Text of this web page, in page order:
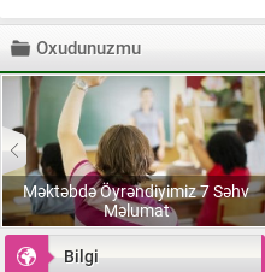
Oxudunuzmu
Məktəbdə Öyrəndiyimiz 7 Səhv
Məlumat
Bilgi